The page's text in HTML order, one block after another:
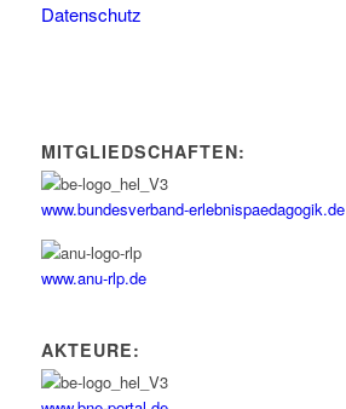
Datenschutz
MITGLIEDSCHAFTEN:
www.bundesverband-erlebnispaedagogik.de
www.anu-rlp.de
AKTEURE: